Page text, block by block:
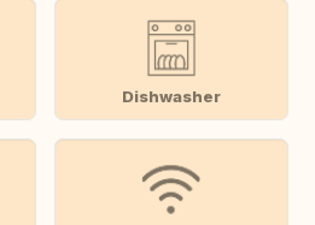
Dishwasher